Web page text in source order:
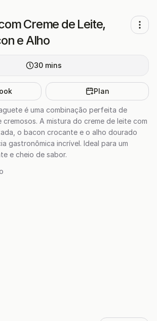
Creme de Leite,
e Alho
30 mins
Plan
é uma combinação perfeita de
cremosos. A mistura do creme de leite com
o bacon crocante e o alho dourado
gastronômica incrível. Ideal para um
e cheio de sabor.